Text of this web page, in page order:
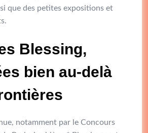
que des petites expositions et
Blessing,
bien au-delà
notamment par le Concours